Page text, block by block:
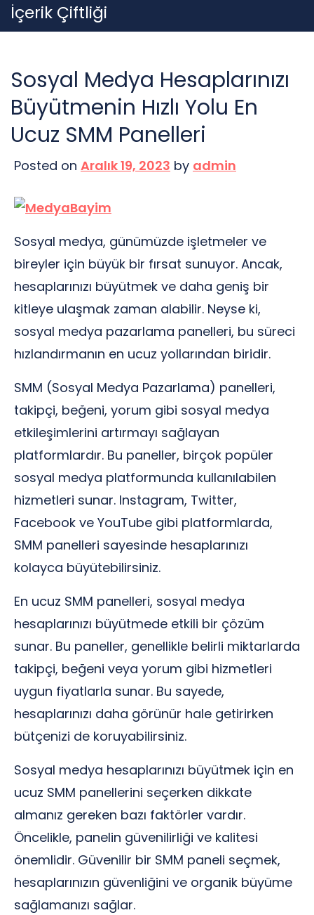
Skip
to
İçerik Çiftliği
Sosyal Medya Hesaplarınızı
Büyütmenin Hızlı Yolu En
Ucuz SMM Panelleri
Posted on Aralık 19, 2023 by admin
Sosyal medya, günümüzde işletmeler ve
bireyler için büyük bir fırsat sunuyor. Ancak,
hesaplarınızı büyütmek ve daha geniş bir
kitleye ulaşmak zaman alabilir. Neyse ki,
sosyal medya pazarlama panelleri, bu süreci
hızlandırmanın en ucuz yollarından biridir.
SMM (Sosyal Medya Pazarlama) panelleri,
takipçi, beğeni, yorum gibi sosyal medya
etkileşimlerini artırmayı sağlayan
platformlardır. Bu paneller, birçok popüler
sosyal medya platformunda kullanılabilen
hizmetleri sunar. Instagram, Twitter,
Facebook ve YouTube gibi platformlarda,
SMM panelleri sayesinde hesaplarınızı
kolayca büyütebilirsiniz.
En ucuz SMM panelleri, sosyal medya
hesaplarınızı büyütmede etkili bir çözüm
sunar. Bu paneller, genellikle belirli miktarlarda
takipçi, beğeni veya yorum gibi hizmetleri
uygun fiyatlarla sunar. Bu sayede,
hesaplarınızı daha görünür hale getirirken
bütçenizi de koruyabilirsiniz.
Sosyal medya hesaplarınızı büyütmek için en
ucuz SMM panellerini seçerken dikkate
almanız gereken bazı faktörler vardır.
Öncelikle, panelin güvenilirliği ve kalitesi
önemlidir. Güvenilir bir SMM paneli seçmek,
hesaplarınızın güvenliğini ve organik büyüme
sağlamanızı sağlar.